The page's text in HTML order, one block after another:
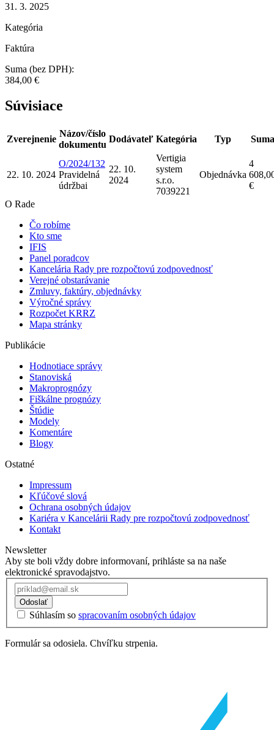
31. 3. 2025
Kategória
Faktúra
Suma (bez DPH):
384,00 €
Súvisiace
Zverejnenie
Názov/číslo
dokumentu
Dodávateľ Kategória Typ Suma
22. 10. 2024
O/2024/132
Pravidelná
údržbai
22. 10.
2024
Vertigia
system
s.r.o.
7039221
Objednávka
4
€
O Rade
Čo robíme
Kto sme
IFIS
Panel poradcov
Kancelária Rady pre rozpočtovú zodpovednosť
Verejné obstarávanie
Zmluvy, faktúry, objednávky
Výročné správy
Rozpočet KRRZ
Mapa stránky
Publikácie
Hodnotiace správy
Stanoviská
Makroprognózy
Fiškálne prognózy
Štúdie
Modely
Komentáre
Blogy
Ostatné
Impressum
Kľúčové slová
Ochrana osobných údajov
Kariéra v Kancelárii Rady pre rozpočtovú zodpovednosť
Kontakt
Newsletter
Aby ste boli vždy dobre informovaní, prihláste sa na naše
elektronické spravodajstvo.
Odoslať
Súhlasím so spracovaním osobných údajov
Formulár sa odosiela. Chvíľku strpenia.